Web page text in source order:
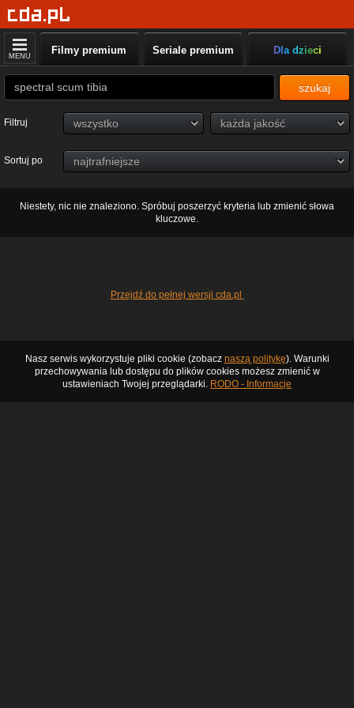
MENU Filmy premium Seriale premium Dla dzieci
szukaj
Filtruj
Sortuj po
Niestety, nic nie znaleziono. Spróbuj poszerzyć kryteria lub zmienić słowa
kluczowe.
Przejdź do pełnej wersji cda.pl
Nasz serwis wykorzystuje pliki cookie (zobacz naszą politykę). Warunki
przechowywania lub dostępu do plików cookies możesz zmienić w
ustawieniach Twojej przeglądarki. RODO - Informacje